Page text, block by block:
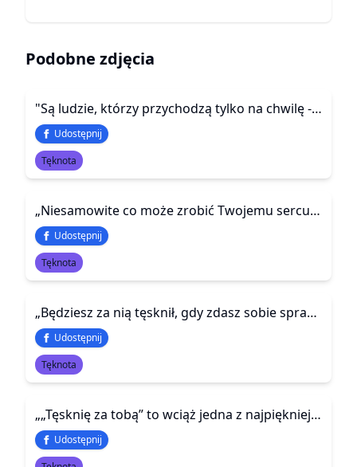
Podobne zdjęcia
"Są ludzie, którzy przychodzą tylko na chwilę - ale zmieniają wszystko. Ich obecność zostaje, nawet gdy oni odejdą"
Udostępnij
Tęknota
„Niesamowite co może zrobić Twojemu sercu brzmienie głosu, za którym tak się tęskniło.”
Udostępnij
Tęknota
„Będziesz za nią tęsknił, gdy zdasz sobie sprawę, że nikt nie jest taki jak Ona . . .”
Udostępnij
Tęknota
„„Tęsknię za tobą” to wciąż jedna z najpiękniejszych deklaracji miłości. Nawet wśród przyjaciół.”
Udostępnij